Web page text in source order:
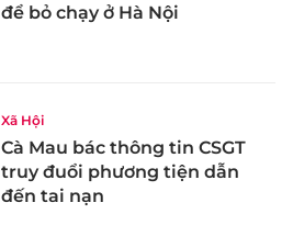
để bỏ chạy ở Hà Nội
Xã Hội
Cà Mau bác thông tin CSGT
truy đuổi phương tiện dẫn
đến tai nạn